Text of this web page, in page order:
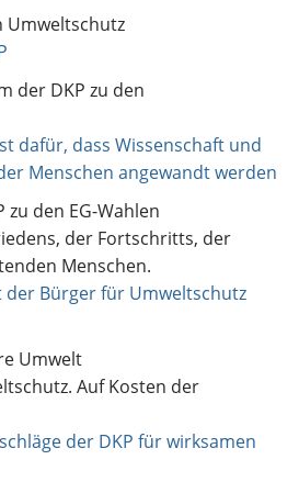
Umweltschutz
der DKP zu den
dafür, dass Wissenschaft und
Menschen angewandt werden
zu den EG-Wahlen
der Fortschritts, der
Menschen.
der Bürger für Umweltschutz
Umwelt
Auf Kosten der
der DKP für wirksamen